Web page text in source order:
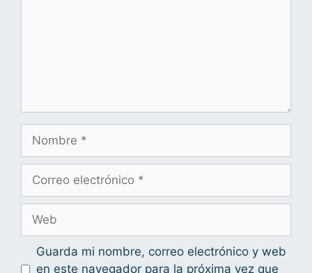
Guarda mi nombre, correo electrónico y web
en este navegador para la próxima vez que